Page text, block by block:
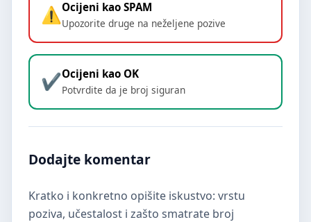
Ocijeni kao SPAM
Upozorite druge na neželjene pozive
Ocijeni kao OK
Potvrdite da je broj siguran
Dodajte komentar
Kratko i konkretno opišite iskustvo: vrstu
poziva, učestalost i zašto smatrate broj